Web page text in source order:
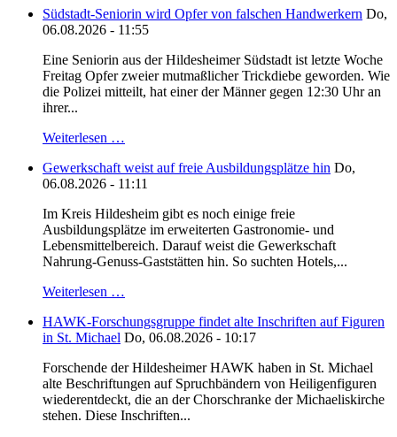
Südstadt-Seniorin wird Opfer von falschen Handwerkern Do,
06.08.2026 - 11:55
Eine Seniorin aus der Hildesheimer Südstadt ist letzte Woche
Freitag Opfer zweier mutmaßlicher Trickdiebe geworden. Wie
die Polizei mitteilt, hat einer der Männer gegen 12:30 Uhr an
ihrer...
Weiterlesen …
Gewerkschaft weist auf freie Ausbildungsplätze hin Do,
06.08.2026 - 11:11
Im Kreis Hildesheim gibt es noch einige freie
Ausbildungsplätze im erweiterten Gastronomie- und
Lebensmittelbereich. Darauf weist die Gewerkschaft
Nahrung-Genuss-Gaststätten hin. So suchten Hotels,...
Weiterlesen …
HAWK-Forschungsgruppe findet alte Inschriften auf Figuren
in St. Michael Do, 06.08.2026 - 10:17
Forschende der Hildesheimer HAWK haben in St. Michael
alte Beschriftungen auf Spruchbändern von Heiligenfiguren
wiederentdeckt, die an der Chorschranke der Michaeliskirche
stehen. Diese Inschriften...